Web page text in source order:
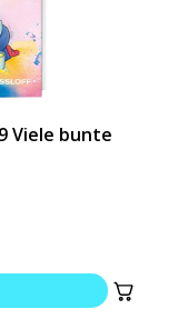
Viele bunte